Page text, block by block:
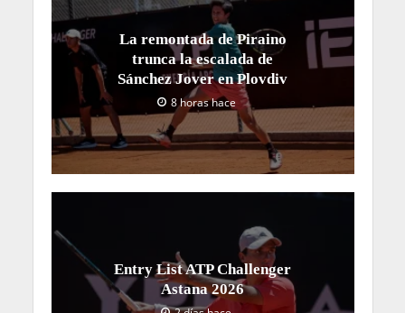
La remontada de Piraino
trunca la escalada de
Sánchez Jover en Plovdiv
8 horas hace
Entry List ATP Challenger
Astana 2026